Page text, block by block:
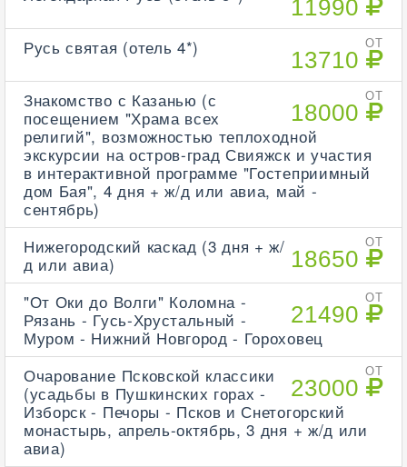
11990
ОТ
13710
Русь святая (отель 4*)
ОТ
18000
Знакомство с Казанью (с
посещением "Храма всех
религий", возможностью теплоходной
экскурсии на остров-град Свияжск и участия
в интерактивной программе "Гостеприимный
дом Бая", 4 дня + ж/д или авиа, май -
сентябрь)
ОТ
18650
Нижегородский каскад (3 дня + ж/
д или авиа)
ОТ
21490
"От Оки до Волги" Коломна -
Рязань - Гусь-Хрустальный -
Муром - Нижний Новгород - Гороховец
ОТ
23000
Очарование Псковской классики
(усадьбы в Пушкинских горах -
Изборск - Печоры - Псков и Снетогорский
монастырь, апрель-октябрь, 3 дня + ж/д или
авиа)